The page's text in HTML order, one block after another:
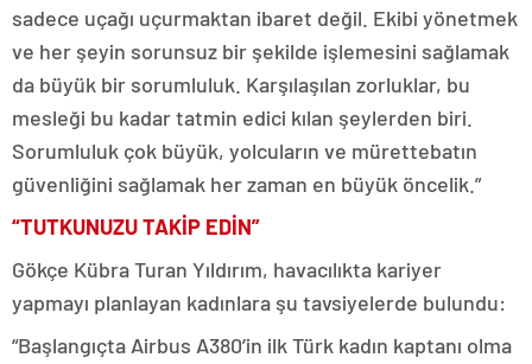
sadece uçağı uçurmaktan ibaret değil. Ekibi yönetmek
ve her şeyin sorunsuz bir şekilde işlemesini sağlamak
da büyük bir sorumluluk. Karşılaşılan zorluklar, bu
mesleği bu kadar tatmin edici kılan şeylerden biri.
Sorumluluk çok büyük, yolcuların ve mürettebatın
güvenliğini sağlamak her zaman en büyük öncelik.”
“TUTKUNUZU TAKİP EDİN”
Gökçe Kübra Turan Yıldırım, havacılıkta kariyer
yapmayı planlayan kadınlara şu tavsiyelerde bulundu:
“Başlangıçta Airbus A380’in ilk Türk kadın kaptanı olma